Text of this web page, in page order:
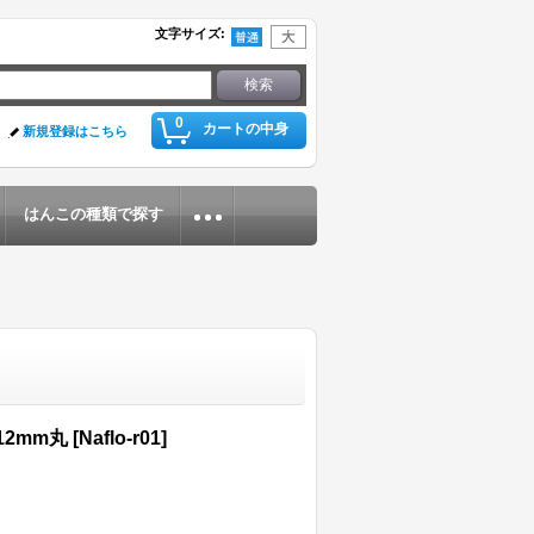
文字サイズ:
0 カートの中身
新規登録はこちら
はんこの種類で探す
丸 [Naflo-r01]